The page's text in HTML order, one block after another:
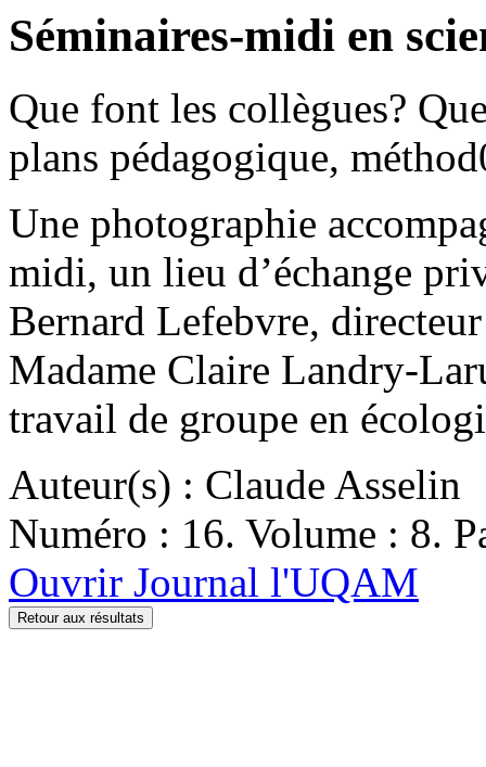
Séminaires-midi en
Que font les collègues?
plans pédagogique,
Une photographie
midi, un lieu d’échange
Bernard Lefebvre,
Madame Claire Landry-
travail de groupe en
Auteur(s) : Claude Asselin
Numéro : 16. Volume : 8.
Ouvrir Journal l'UQAM
Retour aux résultats